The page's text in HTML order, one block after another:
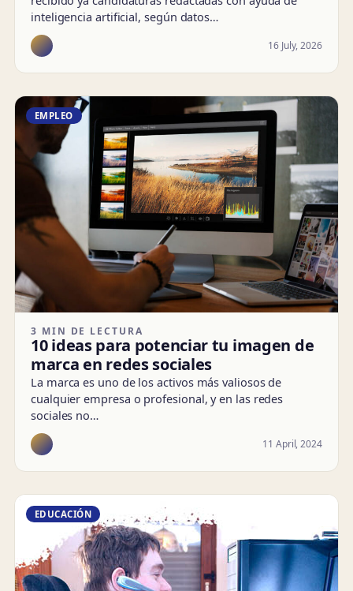
inteligencia artificial, según datos…
16 July, 2026
EMPLEO
3 MIN DE LECTURA
10 ideas para potenciar tu imagen de
marca en redes sociales
La marca es uno de los activos más valiosos de
cualquier empresa o profesional, y en las redes
sociales no…
11 April, 2024
EDUCACIÓN